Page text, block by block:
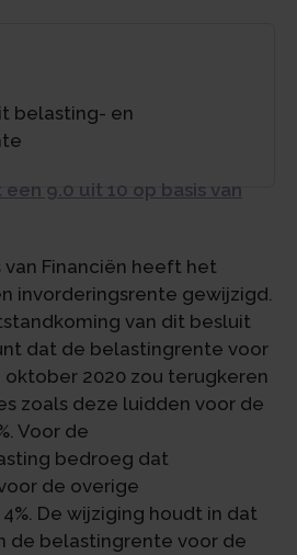
belasting- en
9.0 uit 10 op basis van
Financiën heeft het
invorderingsrente gewijzigd.
van dit besluit
dat de belastingrente voor
2020 zou terugkeren
zoals deze luidden voor de
Voor de
bedroeg dat
de overige
De wijziging houdt in dat
de belastingrente voor de